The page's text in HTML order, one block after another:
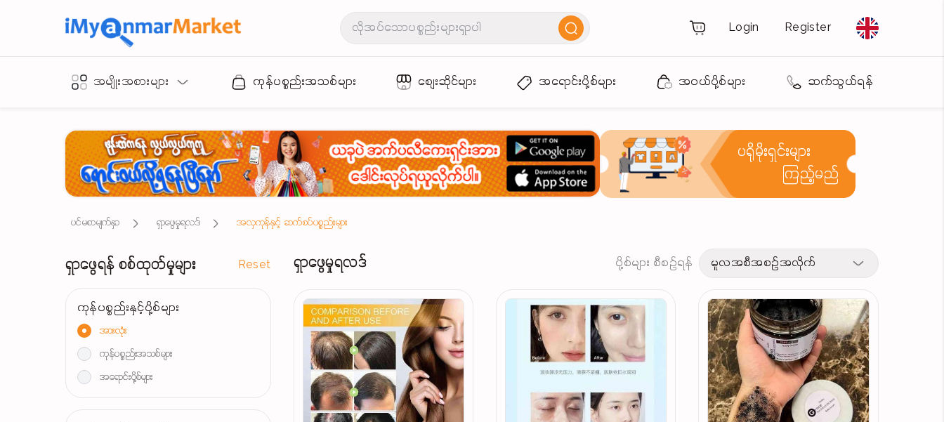
Login Register
အမျိုးအစားများ ကုန်ပစ္စည်းအသစ်များ စျေးဆိုင်များ အရောင်းပို့စ်များ အဝယ်ပို့စ်များ ဆက်သွယ်ရန်
ပရိုမိုးရှင်းများ
ကြည့်မည်
ပင်မစာမျက်နှာ ရှာဖွေမှုရလဒ် အလှကုန်နှင့် ဆက်စပ်ပစ္စည်းများ
ရှာဖွေရန် စစ်ထုတ်မှုများ Reset
ကုန်ပစ္စည်းနှင့်ပို့စ်များ
အားလုံး
ကုန်ပစ္စည်းအသစ်များ
အရောင်းပို့စ်များ
ရှာဖွေမှုရလဒ် ပို့စ်များ စီစဉ်ရန် မူလအစီအစဉ်အလိုက်